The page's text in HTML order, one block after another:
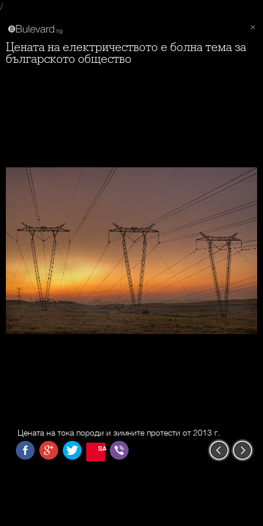
/
Цената на електричеството е болна тема за
българското общество
Цената на тока породи и зимните протести от 2013 г.
SAVE